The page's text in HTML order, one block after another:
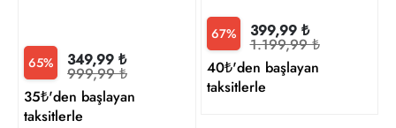
65% 349,99 ₺
999,99 ₺
35₺'den başlayan
taksitlerle
67% 399,99 ₺
1.199,99 ₺
40₺'den başlayan
taksitlerle